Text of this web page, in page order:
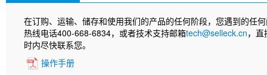
在订购、运输、储存和使用我们的产品的任何阶段，您遇到的任
热线电话400-668-6834，或者技术支持邮箱tech@selleck.cn，
时内尽快联系您。
操作手册